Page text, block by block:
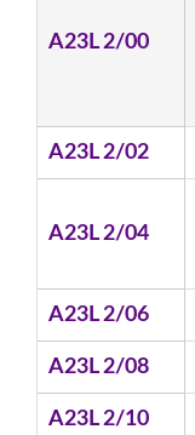
A23L 2/00
A23L 2/02
A23L 2/04
A23L 2/06
A23L 2/08
A23L 2/10